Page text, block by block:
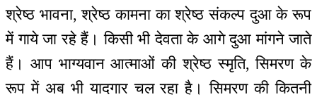
श्रेष्ठ भावना, श्रेष्ठ कामना का श्रेष्ठ संकल्प दुआ के रूप
में गाये जा रहे हैं। किसी भी देवता के आगे दुआ मांगने जाते
हैं। आप भाग्यवान आत्माओं की श्रेष्ठ स्मृति, सिमरण के
रूप में अब भी यादगार चल रहा है। सिमरण की कितनी